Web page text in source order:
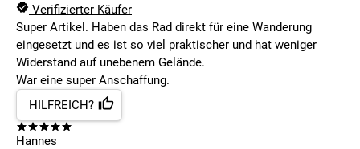
Verifizierter Käufer
Super Artikel. Haben das Rad direkt für eine Wanderung
eingesetzt und es ist so viel praktischer und hat weniger
Widerstand auf unebenem Gelände.
War eine super Anschaffung.
HILFREICH?
Hannes